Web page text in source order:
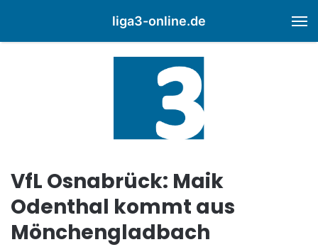
liga3-online.de
VfL Osnabrück: Maik
Odenthal kommt aus
Mönchengladbach